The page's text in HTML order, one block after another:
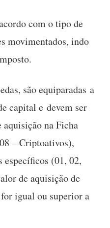
com o tipo de
movimentados, indo
são equiparadas a
capital e devem ser
na Ficha
– Criptoativos),
específicos (01, 02,
de aquisição de
igual ou superior a